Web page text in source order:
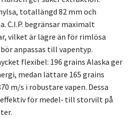
totallängd 82 mm och
C.I.P. begränsar maximalt
vilket är lägre än för rimlösa
anpassas till vapentyp.
flexibel: 196 grains Alaska ger
medan lättare 165 grains
m/s i robustare vapen. Dessa
för medel‑ till storvilt på